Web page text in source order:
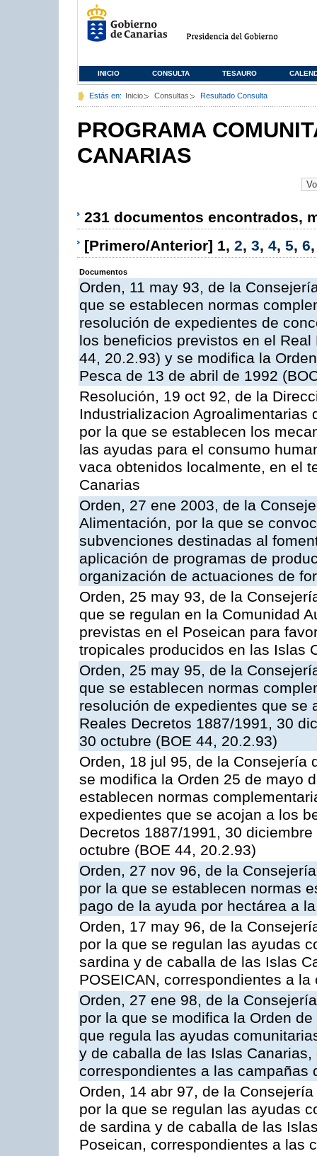
INICIO CONSULTA TESAURO
Estás en: Inicio Consultas Resultado Consulta
PROGRAMA
CANARIAS
231 documentos encontrados,
[Primero/Anterior] 1, 2, 3, 4, 5, 6
Documentos
Orden, 11 may 93, de la
que se establecen normas
resolución de expedientes de
los beneficios previstos en el
44, 20.2.93) y se modifica la
Pesca de 13 de abril de 1992
Resolución, 19 oct 92, de la
Industrializacion Agroalimentarias
por la que se establecen los
las ayudas para el consumo
vaca obtenidos localmente, en el
Canarias
Orden, 27 ene 2003, de la
Alimentación, por la que se
subvenciones destinadas al
aplicación de programas de
organización de actuaciones de
Orden, 25 may 93, de la
que se regulan en la Comunidad
previstas en el Poseican para
tropicales producidos en las Islas
Orden, 25 may 95, de la
que se establecen normas
resolución de expedientes que se
Reales Decretos 1887/1991, 30
30 octubre (BOE 44, 20.2.93)
Orden, 18 jul 95, de la Consejería
se modifica la Orden 25 de mayo
establecen normas
expedientes que se acojan a los
Decretos 1887/1991, 30
octubre (BOE 44, 20.2.93)
Orden, 27 nov 96, de la
por la que se establecen normas
pago de la ayuda por hectárea a
Orden, 17 may 96, de la
por la que se regulan las ayudas
sardina y de caballa de las Islas
POSEICAN, correspondientes a
Orden, 27 ene 98, de la
por la que se modifica la Orden
que regula las ayudas
y de caballa de las Islas
correspondientes a las campañas
Orden, 14 abr 97, de la
por la que se regulan las ayudas
de sardina y de caballa de las
Poseican, correspondientes a las